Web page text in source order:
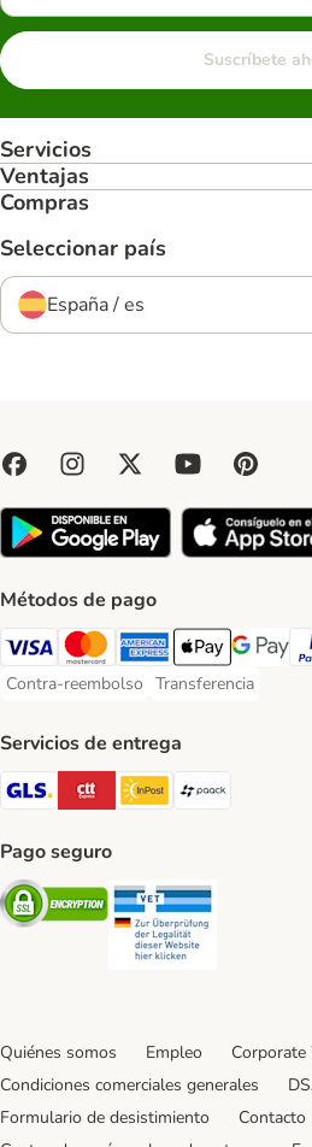
Suscríbete
Servicios
Ventajas
Compras
Seleccionar país
España / es
Métodos de pago
Visa Payment Method
Mastercard Payment Method
American Express
Apple PayGoogle
Contra-reembolso
Contra-reembolso Payment Method
Transferencia
Transferencia
Servicios de entrega
GLS Shipping Method
CTTExpress Shipping
InPost Shipping
Pago seguro
Security
Quiénes somos Empleo
Condiciones comerciales generales
Formulario de desistimiento
Contacto